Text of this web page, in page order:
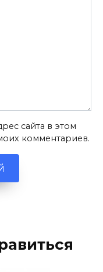
сайта в этом
комментариев.